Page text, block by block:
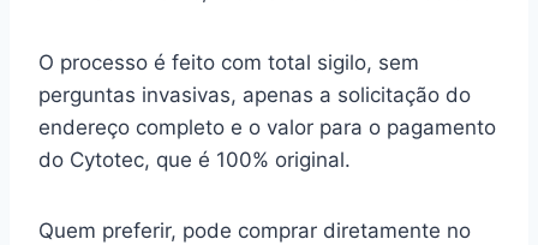
O processo é feito com total sigilo, sem
perguntas invasivas, apenas a solicitação do
endereço completo e o valor para o pagamento
do Cytotec, que é 100% original.
Quem preferir, pode comprar diretamente no